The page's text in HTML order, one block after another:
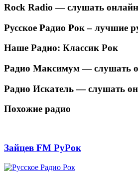
Rock Radio — слушать онлайн
Русское Радио Рок – лучшие
Наше Радио: Классик Рок
Радио Максимум — слушать
Радио Искатель — слушать
Похожие радио
Зайцев FM РуРок